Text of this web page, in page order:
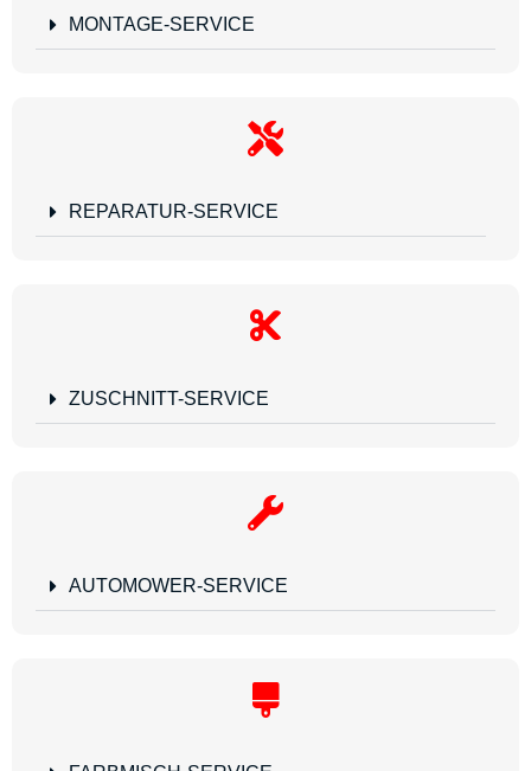
MONTAGE-SERVICE
REPARATUR-SERVICE
ZUSCHNITT-SERVICE
AUTOMOWER-SERVICE